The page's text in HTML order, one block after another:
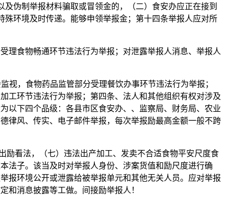
伪制举报材料骗取或冒领金的，（二）食安办应正在接到
环境及时传递。能够申领举报金；第十四条举报人应对所
食物畅通环节违法行为举报；对泄露举报人消息、举报人
，食物药品监管部分受理餐饮办事环节违法行为举报；
工环节违法行为举报；第四条、法人和其他组织有权对涉及
以下四个品级：各县市区食安办、、监察局、财务局、农业
律风、传实、电子邮件举报，每次举报励最高金额一般不跨
看法，（七）违法出产加工、发卖不合适食物平安尺度食
法子。该当及时对举报人身份、涉案货值和励尺度进行确
报环境公开或泄露给被举报单元和其他无关人员。应对举报
和消息披露等工做。间接励举报人！